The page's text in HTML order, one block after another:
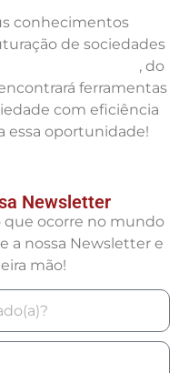
conhecimentos
de sociedades
, do
ferramentas
com eficiência
essa oportunidade!
Newsletter
ocorre no mundo
a nossa Newsletter e
mão!